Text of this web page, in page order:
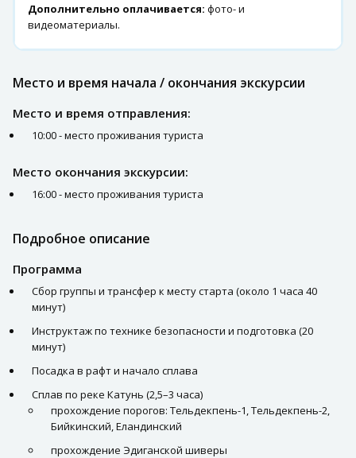
Дополнительно оплачивается: фото- и
видеоматериалы.
Место и время начала / окончания экскурсии
Место и время отправления:
10:00 - место проживания туриста
Место окончания экскурсии:
16:00 - место проживания туриста
Подробное описание
Программа
Сбор группы и трансфер к месту старта (около 1 часа 40
минут)
Инструктаж по технике безопасности и подготовка (20
минут)
Посадка в рафт и начало сплава
Сплав по реке Катунь (2,5–3 часа)
прохождение порогов: Тельдекпень-1, Тельдекпень-2,
Бийкинский, Еландинский
прохождение Эдиганской шиверы